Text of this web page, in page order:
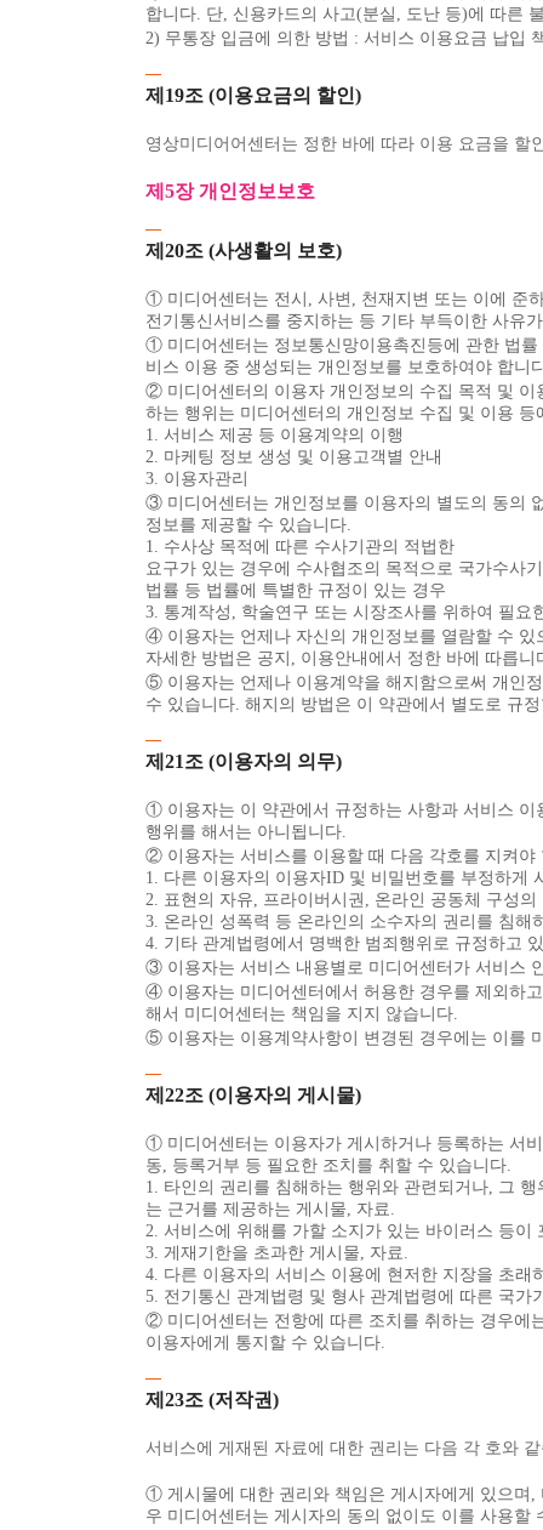
합니다. 단, 신용카드의 사고(분실, 도난 등)에 따른
2) 무통장 입금에 의한 방법 : 서비스 이용요금 납입
제19조 (이용요금의 할인)
영상미디어어센터는 정한 바에 따라 이용 요금을 할
제5장 개인정보보호
제20조 (사생활의 보호)
① 미디어센터는 전시, 사변, 천재지변 또는 이에 준
전기통신서비스를 중지하는 등 기타 부득이한 사유
① 미디어센터는 정보통신망이용촉진등에 관한 법
비스 이용 중 생성되는 개인정보를 보호하여야 합니
② 미디어센터의 이용자 개인정보의 수집 목적 및 이
하는 행위는 미디어센터의 개인정보 수집 및 이용
1. 서비스 제공 등 이용계약의 이행
2. 마케팅 정보 생성 및 이용고객별 안내
3. 이용자관리
③ 미디어센터는 개인정보를 이용자의 별도의 동의
정보를 제공할 수 있습니다.
1. 수사상 목적에 따른 수사기관의 적법한
요구가 있는 경우에 수사협조의 목적으로 국가수사
법률 등 법률에 특별한 규정이 있는 경우
3. 통계작성, 학술연구 또는 시장조사를 위하여 필
④ 이용자는 언제나 자신의 개인정보를 열람할 수 있
자세한 방법은 공지, 이용안내에서 정한 바에 따릅니
⑤ 이용자는 언제나 이용계약을 해지함으로써 개인
수 있습니다. 해지의 방법은 이 약관에서 별도로 규
제21조 (이용자의 의무)
① 이용자는 이 약관에서 규정하는 사항과 서비스 이
행위를 해서는 아니됩니다.
② 이용자는 서비스를 이용할 때 다음 각호를 지켜야
1. 다른 이용자의 이용자ID 및 비밀번호를 부정하게
2. 표현의 자유, 프라이버시권, 온라인 공동체 구성
3. 온라인 성폭력 등 온라인의 소수자의 권리를 침해
4. 기타 관계법령에서 명백한 범죄행위로 규정하고
③ 이용자는 서비스 내용별로 미디어센터가 서비스
④ 이용자는 미디어센터에서 허용한 경우를 제외하
해서 미디어센터는 책임을 지지 않습니다.
⑤ 이용자는 이용계약사항이 변경된 경우에는 이를
제22조 (이용자의 게시물)
① 미디어센터는 이용자가 게시하거나 등록하는 서
동, 등록거부 등 필요한 조치를 취할 수 있습니다.
1. 타인의 권리를 침해하는 행위와 관련되거나, 그
는 근거를 제공하는 게시물, 자료.
2. 서비스에 위해를 가할 소지가 있는 바이러스 등이
3. 게재기한을 초과한 게시물, 자료.
4. 다른 이용자의 서비스 이용에 현저한 지장을 초래
5. 전기통신 관계법령 및 형사 관계법령에 따른 국
② 미디어센터는 전항에 따른 조치를 취하는 경우에
이용자에게 통지할 수 있습니다.
제23조 (저작권)
서비스에 게재된 자료에 대한 권리는 다음 각 호와
① 게시물에 대한 권리와 책임은 게시자에게 있으며,
우 미디어센터는 게시자의 동의 없이도 이를 사용할